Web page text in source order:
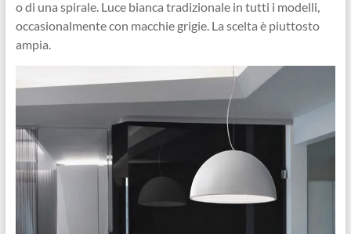
o di una spirale. Luce bianca tradizionale in tutti i modelli,
occasionalmente con macchie grigie. La scelta è piuttosto
ampia.